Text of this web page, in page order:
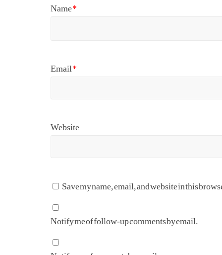
Name*
Email*
Website
Save my name, email, and website in this
Notify me of follow-up comments by email.